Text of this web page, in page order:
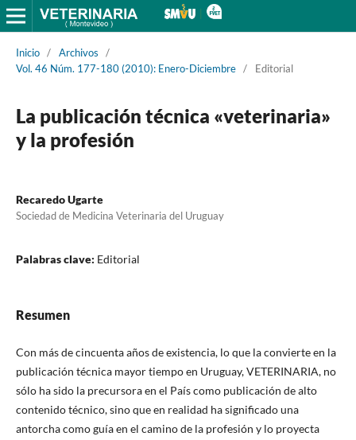
Inicio / Archivos
/
Vol. 46 Núm. 177-180 (2010): Enero-Diciembre / Editorial
La publicación técnica «veterinaria»
y la profesión
Recaredo Ugarte
Sociedad de Medicina Veterinaria del Uruguay
Palabras clave: Editorial
Resumen
Con más de cincuenta años de existencia, lo que la convierte en la
publicación técnica mayor tiempo en Uruguay, VETERINARIA, no
sólo ha sido la precursora en el País como publicación de alto
contenido técnico, sino que en realidad ha significado una
antorcha como guía en el camino de la profesión y lo proyecta